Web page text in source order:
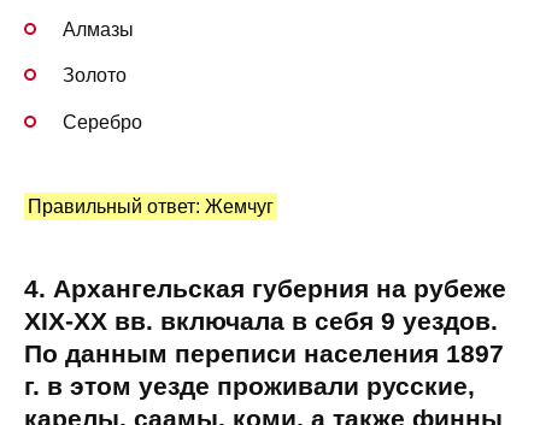
Алмазы
Золото
Серебро
Правильный ответ: Жемчуг
4. Архангельская губерния на рубеже
XIX-XX вв. включала в себя 9 уездов.
По данным переписи населения 1897
г. в этом уезде проживали русские,
карелы, саамы, коми, а также финны